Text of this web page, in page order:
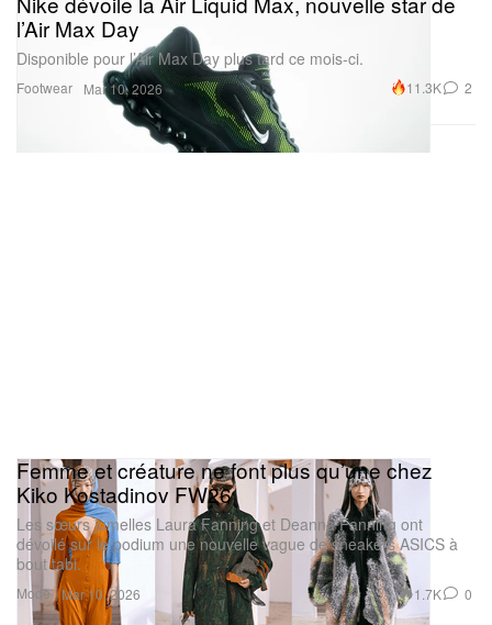
Footwear
l’Air Max Day
Disponible pour l’Air Max Day plus tard ce mois-ci.
Mar 10, 2026 11.3K 2
Mode
Femme et créature ne font plus qu’une chez
Kiko Kostadinov FW26
Les sœurs jumelles Laura Fanning et Deanna Fanning ont
dévoilé sur le podium une nouvelle vague de sneakers ASICS à
bout tabi.
Mar 10, 2026 1.7K 0